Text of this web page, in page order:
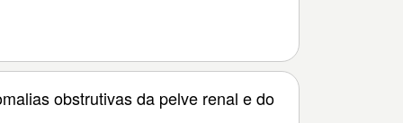
obstrutivas da pelve renal e do